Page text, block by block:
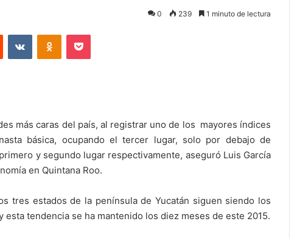
0 239 1 minuto de lectura
Reddit VKontakteOdnoklassniki
Pocket
más caras del país, al registrar uno de los mayores índices
básica, ocupando el tercer lugar, solo por debajo de
y segundo lugar respectivamente, aseguró Luis García
en Quintana Roo.
tres estados de la península de Yucatán siguen siendo los
tendencia se ha mantenido los diez meses de este 2015.